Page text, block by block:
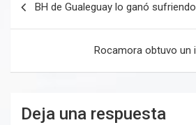
BH de Gualeguay lo ganó
Rocamora obtuvo un
Deja una respuesta